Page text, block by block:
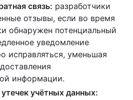
связь: разработчики
отзывы, если во время
обнаружен потенциальный
уведомление
исправляться, уменьшая
информации.
учётных данных: